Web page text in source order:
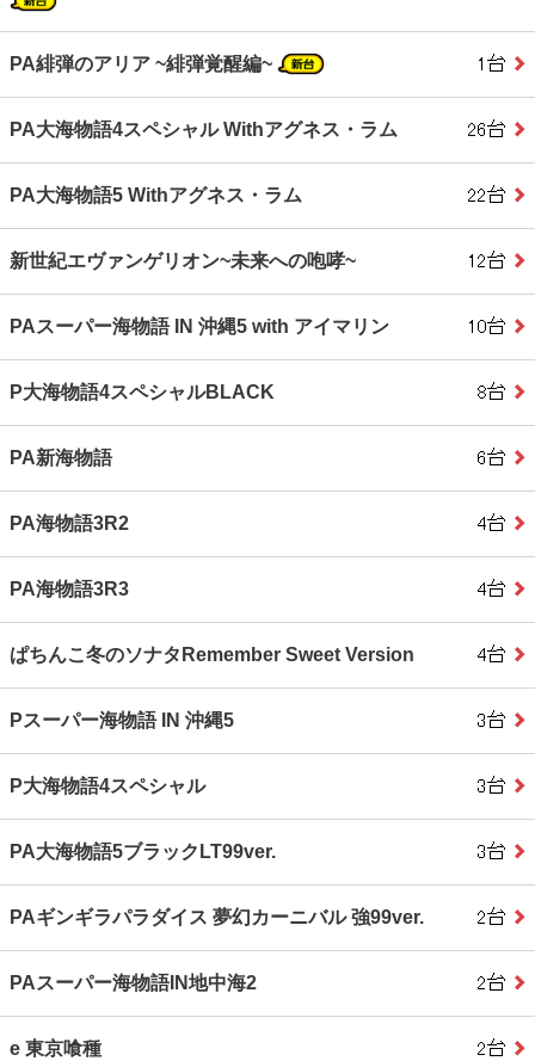
PA緋弾のアリア ~緋弾覚醒編~
PA大海物語4スペシャル Withアグネス・ラム
PA大海物語5 Withアグネス・ラム
新世紀エヴァンゲリオン~未来への咆哮~
PAスーパー海物語 IN 沖縄5 with アイマリン
P大海物語4スペシャルBLACK
PA新海物語
PA海物語3R2
PA海物語3R3
ぱちんこ冬のソナタRemember Sweet Version
Pスーパー海物語 IN 沖縄5
P大海物語4スペシャル
PA大海物語5ブラックLT99ver.
PAギンギラパラダイス 夢幻カーニバル 強99ver.
PAスーパー海物語IN地中海2
e 東京喰種